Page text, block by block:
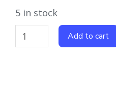
5 in stock
Add to cart